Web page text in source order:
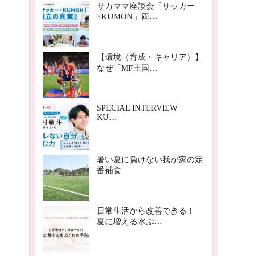
サカママ座談会「サッカー
×KUMON」両…
【環境（育成・キャリア）】
なぜ「MF王国…
SPECIAL INTERVIEW
KU…
暑い夏に負けない我が家の定
番補食
日常生活から改善できる！
夏に増える水ぶ…